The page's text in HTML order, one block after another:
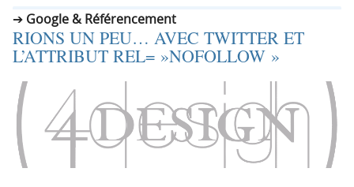
a
t
i
n
r
a
u
c
n
e
n
Google & Référencement
RIONS UN PEU… AVEC TWITTER ET
L’ATTRIBUT REL= »NOFOLLOW »